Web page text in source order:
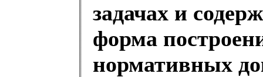
задачах и
форма
нормативных